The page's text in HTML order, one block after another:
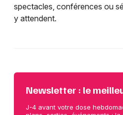
spectacles, conférences ou
y attendent.
Newsletter : le
J-4 avant votre dose